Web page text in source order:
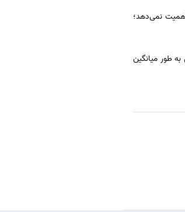
نمی‌دهد؛
تحصیل به طور میانگین